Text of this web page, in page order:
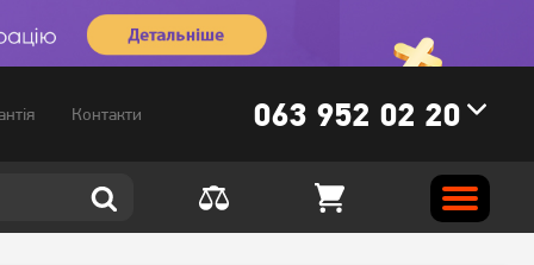
Контакти 063 952 02 20